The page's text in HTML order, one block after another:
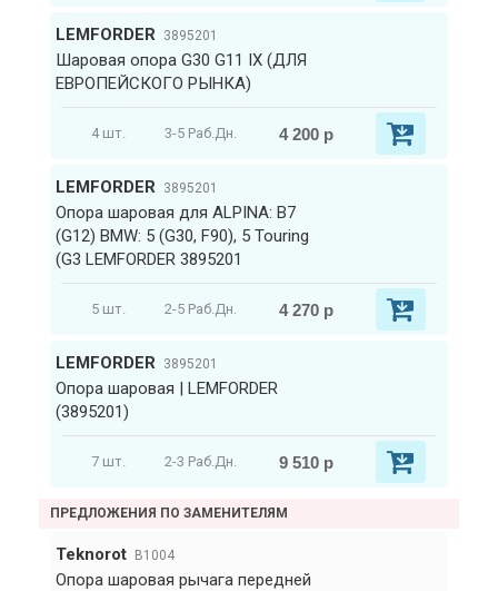
LEMFORDER 3895201
Шаровая опора G30 G11 IX (ДЛЯ
ЕВРОПЕЙСКОГО РЫНКА)
4 шт. 3-5 Раб.Дн. 4 200 р
LEMFORDER 3895201
Опора шаровая для ALPINA: B7
(G12) BMW: 5 (G30, F90), 5 Touring
(G3 LEMFORDER 3895201
5 шт. 2-5 Раб.Дн. 4 270 р
LEMFORDER 3895201
Опора шаровая | LEMFORDER
(3895201)
7 шт. 2-3 Раб.Дн. 9 510 р
ПРЕДЛОЖЕНИЯ ПО ЗАМЕНИТЕЛЯМ
Teknorot B1004
Опора шаровая рычага передней